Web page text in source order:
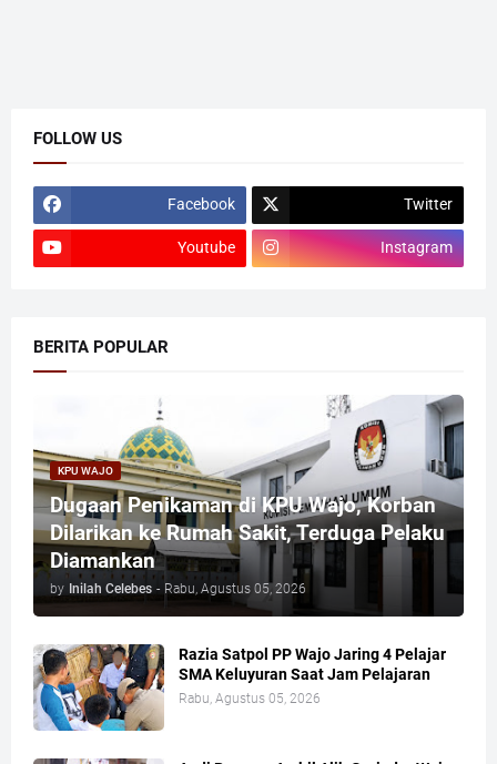
FOLLOW US
Facebook Twitter
Youtube Instagram
BERITA POPULAR
KPU WAJO
Dugaan Penikaman di KPU Wajo, Korban
Dilarikan ke Rumah Sakit, Terduga Pelaku
Diamankan
by Inilah Celebes - Rabu, Agustus 05, 2026
Razia Satpol PP Wajo Jaring 4 Pelajar
SMA Keluyuran Saat Jam Pelajaran
Rabu, Agustus 05, 2026